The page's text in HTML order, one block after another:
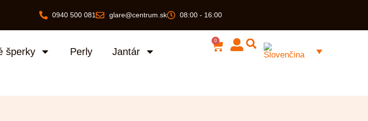
0940 500 081 glare@centrum.sk 08:00 - 16:00
šperky Perly Jantár
0